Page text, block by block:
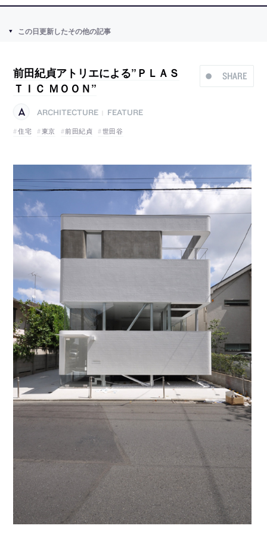
この日更新したその他の記事
SHARE
前田紀貞アトリエによる”ＰＬＡＳ
ＴＩＣ ＭＯＯＮ”
ARCHITECTURE
FEATURE
住宅
東京 前田紀貞 世田谷